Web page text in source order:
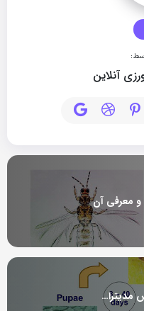
آنلاین
معرفی آن
شناسایی آفت مگس مدیترانه ای